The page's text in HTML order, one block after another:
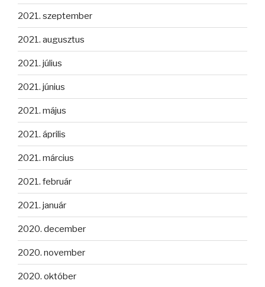
2021. szeptember
2021. augusztus
2021. július
2021. június
2021. május
2021. április
2021. március
2021. február
2021. január
2020. december
2020. november
2020. október